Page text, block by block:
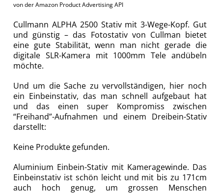
von der Amazon Product Advertising API
Cullmann ALPHA 2500 Stativ mit 3-Wege-Kopf. Gut
und günstig – das Fotostativ von Cullman bietet
eine gute Stabilität, wenn man nicht gerade die
digitale SLR-Kamera mit 1000mm Tele andübeln
möchte.
Und um die Sache zu vervollständigen, hier noch
ein Einbeinstativ, das man schnell aufgebaut hat
und das einen super Kompromiss zwischen
“Freihand”-Aufnahmen und einem Dreibein-Stativ
darstellt:
Keine Produkte gefunden.
Aluminium Einbein-Stativ mit Kameragewinde. Das
Einbeinstativ ist schön leicht und mit bis zu 171cm
auch hoch genug, um grossen Menschen